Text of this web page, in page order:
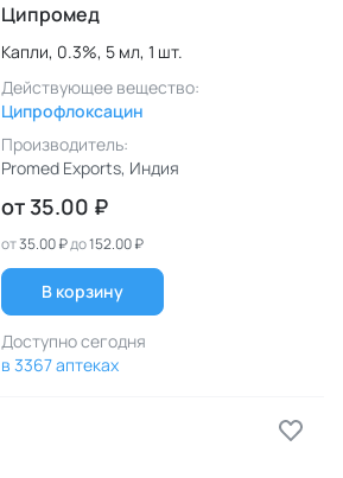
Ципромед
Капли, 0.3%, 5 мл, 1 шт.
Действующее вещество:
Ципрофлоксацин
Производитель:
Promed Exports, Индия
от 35.00 ₽
от35.00 ₽до152.00 ₽
В корзину
Доступно сегодня
в 3367 аптеках